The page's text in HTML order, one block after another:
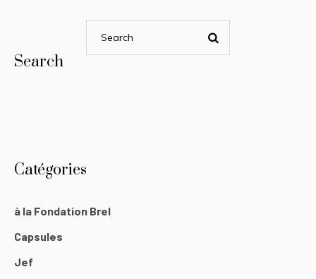
Search
Catégories
à la Fondation Brel
Capsules
Jef